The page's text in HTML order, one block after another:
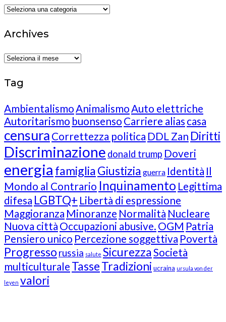
Categories
Archives
Archives
Tag
AmbientalismoAnimalismoAuto elettriche
Autoritarismo buonsenso Carriere alias casa
censura Correttezza politica DDL Zan Diritti
Discriminazione donald trump Doveri
energia famigliaGiustizia guerra Identità Il
Mondo al Contrario Inquinamento Legittima
difesa LGBTQ+ Libertà di espressione
Maggioranza Minoranze Normalità Nucleare
Nuova città Occupazioni abusive. OGM Patria
Pensiero unico Percezione soggettiva Povertà
Progresso russia salute SicurezzaSocietà
multiculturale TasseTradizioni ucraina ursula von der
leyen valori